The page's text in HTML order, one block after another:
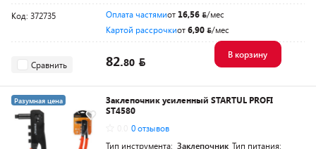
Код: 372735 Оплата частямиот 16,56
/мес
Картой рассрочкиот6,90 /мес
Сравнить 82.80
В корзину
Разумная цена
Заклепочник усиленный STARTUL PROFI
ST4580
0 отзывов
Тип инструмента: Заклепочник Тип питания: